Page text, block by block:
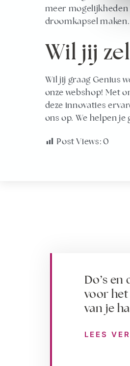
meer mogelijkheden
droomkapsel
Wil jij
Wil jij graag Genius
onze webshop! Met
deze innovaties
ons op. We helpen je
Post Views:0
Do’s en
voor
van je
LEES